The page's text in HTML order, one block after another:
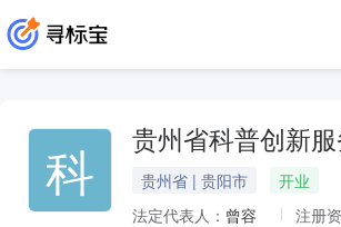
科 贵州省科普创新
贵州省 | 贵阳市
开业
法定代表人： 曾容 注册